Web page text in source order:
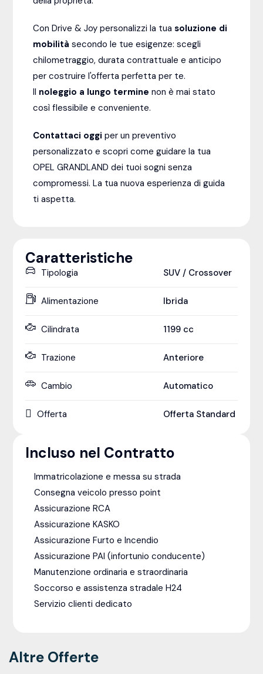
Con Drive & Joy personalizzi la tuasoluzione di
mobilità secondo le tue esigenze: scegli
chilometraggio, durata contrattuale e anticipo
per costruire l'offerta perfetta per te.
Il noleggio a lungo termine non è mai stato
così flessibile e conveniente.
Contattaci oggi per un preventivo
personalizzato e scopri come guidare la tua
OPEL GRANDLAND dei tuoi sogni senza
compromessi. La tua nuova esperienza di guida
ti aspetta.
Caratteristiche
Tipologia SUV / Crossover
Alimentazione Ibrida
Cilindrata 1199 cc
Trazione Anteriore
Cambio Automatico
Offerta Offerta Standard
Incluso nel Contratto
Immatricolazione e messa su strada
Consegna veicolo presso point
Assicurazione RCA
Assicurazione KASKO
Assicurazione Furto e Incendio
Assicurazione PAI (infortunio conducente)
Manutenzione ordinaria e straordinaria
Soccorso e assistenza stradale H24
Servizio clienti dedicato
Altre Offerte